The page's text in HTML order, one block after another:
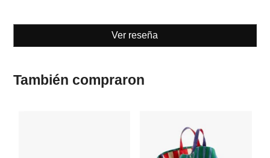
Ver reseña
También compraron